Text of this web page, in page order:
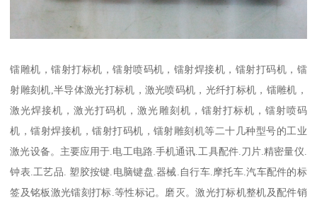
镭雕机，镭射打标机，镭射喷码机，镭射焊接机，镭射打码机，镭
射雕刻机,半导体激光打标机，激光喷码机，光纤打标机，镭雕机，
激光焊接机，激光打码机，激光雕刻机，镭射打标机，镭射喷码
机，镭射焊接机，镭射打码机，镭射雕刻机等二十几种型号的工业
激光设备。主要应用于.电工电路.手机通讯.工具配件.刀片.精密量仪.
钟表.工艺品. 塑胶按键.电脑键盘.器械.自行车.摩托车.汽车配件的标
签及铭板激光镭刻打标.等性标记。磨灭。激光打标机整机及配件销